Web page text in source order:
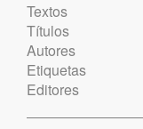
Textos
Títulos
Autores
Etiquetas
Editores